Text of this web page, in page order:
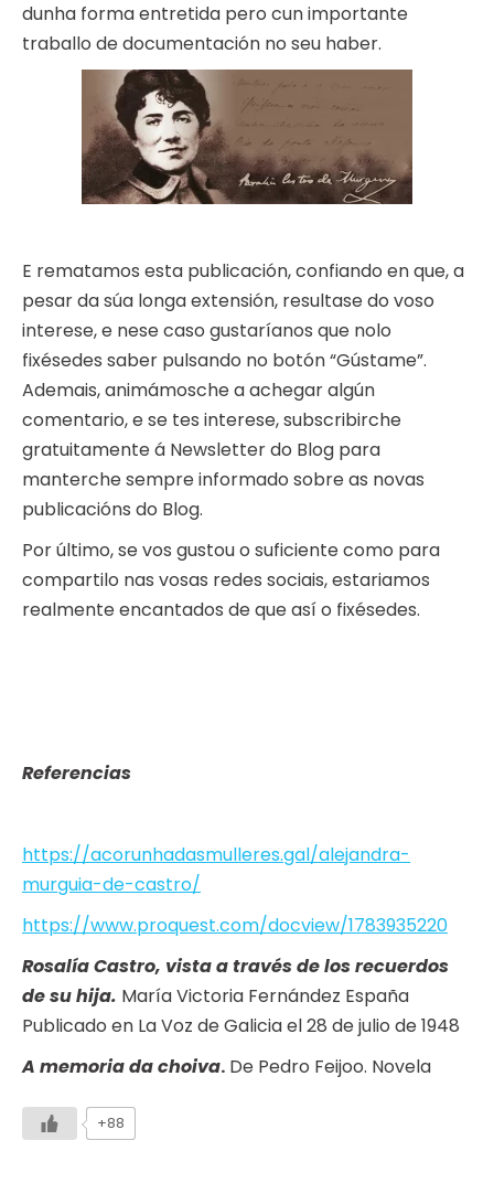
dunha forma entretida pero cun importante
traballo de documentación no seu haber.
E rematamos esta publicación, confiando en que, a
pesar da súa longa extensión, resultase do voso
interese, e nese caso gustaríanos que nolo
fixésedes saber pulsando no botón “Gústame”.
Ademais, animámosche a achegar algún
comentario, e se tes interese, subscribirche
gratuitamente á Newsletter do Blog para
manterche sempre informado sobre as novas
publicacións do Blog.
Por último, se vos gustou o suficiente como para
compartilo nas vosas redes sociais, estariamos
realmente encantados de que así o fixésedes.
Referencias
https://acorunhadasmulleres.gal/alejandra-
murguia-de-castro/
https://www.proquest.com/docview/1783935220
Rosalía Castro, vista a través de los recuerdos
de su hija. María Victoria Fernández España
Publicado en La Voz de Galicia el 28 de julio de 1948
A memoria da choiva. De Pedro Feijoo. Novela
+88